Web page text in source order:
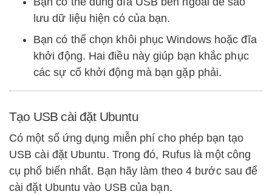
lưu dữ liệu hiện có của bạn.
Bạn có thể chọn khôi phục Windows hoặc đĩa
khởi động. Hai điều này giúp bạn khắc phục
các sự cố khởi động mà bạn gặp phải.
Tạo USB cài đặt Ubuntu
Có một số ứng dụng miễn phí cho phép bạn tạo
USB cài đặt Ubuntu. Trong đó, Rufus là một công
cụ phổ biến nhất. Bạn hãy làm theo 4 bước sau để
cài đặt Ubuntu vào USB của bạn.